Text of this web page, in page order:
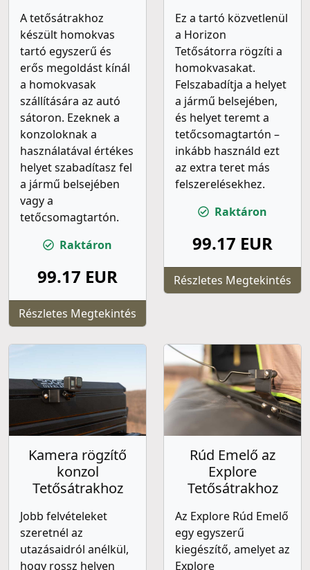
A tetősátrakhoz
készült homokvas
tartó egyszerű és
erős megoldást kínál
a homokvasak
szállítására az autó
sátoron. Ezeknek a
konzoloknak a
használatával értékes
helyet szabadítasz fel
a jármű belsejében
vagy a
tetőcsomagtartón.
Raktáron
99.17 EUR
Részletes Megtekintés
Ez a tartó közvetlenül
a Horizon
Tetősátorra rögzíti a
homokvasakat.
Felszabadítja a helyet
a jármű belsejében,
és helyet teremt a
tetőcsomagtartón –
inkább használd ezt
az extra teret más
felszerelésekhez.
Raktáron
99.17 EUR
Részletes Megtekintés
Kamera rögzítő
konzol
Tetősátrakhoz
Jobb felvételeket
szeretnél az
utazásaidról anélkül,
hogy rossz helyen
Rúd Emelő az
Explore
Tetősátrakhoz
Az Explore Rúd Emelő
egy egyszerű
kiegészítő, amelyet az
Explore